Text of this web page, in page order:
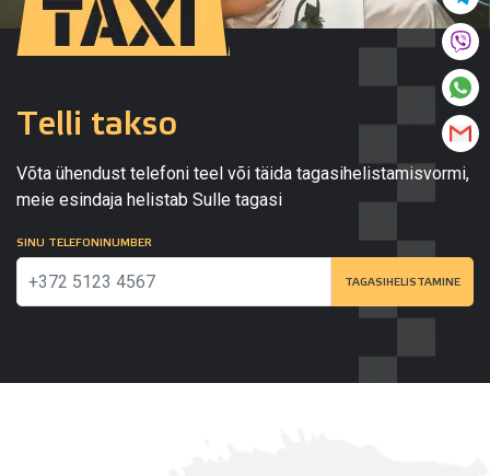
Telli takso
Võta ühendust telefoni teel või täida tagasihelistamisvormi,
meie esindaja helistab Sulle tagasi
SINU TELEFONINUMBER
TAGASIHELISTAMINE